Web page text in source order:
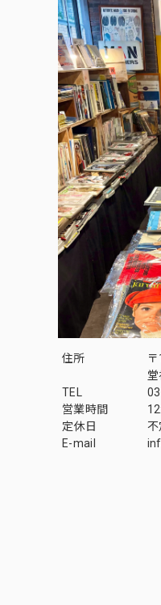
住所
TEL
営業時間
定休日
不
E-mail